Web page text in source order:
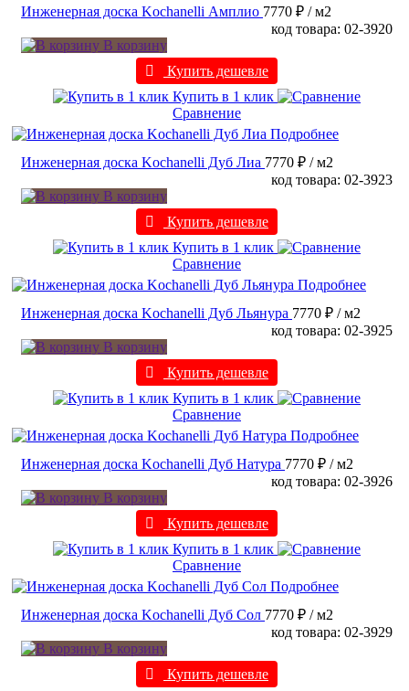
Инженерная доска Kochanelli Амплио 7770 ₽ / м2
код товара: 02-3920
В корзину
Купить дешевле
Купить в 1 клик
Сравнение
Подробнее
Инженерная доска Kochanelli Дуб Лиа 7770 ₽ / м2
код товара: 02-3923
В корзину
Купить дешевле
Купить в 1 клик
Сравнение
Подробнее
Инженерная доска Kochanelli Дуб Льянура 7770 ₽ / м2
код товара: 02-3925
В корзину
Купить дешевле
Купить в 1 клик
Сравнение
Подробнее
Инженерная доска Kochanelli Дуб Натура 7770 ₽ / м2
код товара: 02-3926
В корзину
Купить дешевле
Купить в 1 клик
Сравнение
Подробнее
Инженерная доска Kochanelli Дуб Сол 7770 ₽ / м2
код товара: 02-3929
В корзину
Купить дешевле